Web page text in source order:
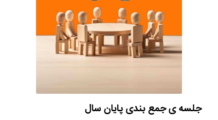
جلسه ی جمع بندی پایان سال